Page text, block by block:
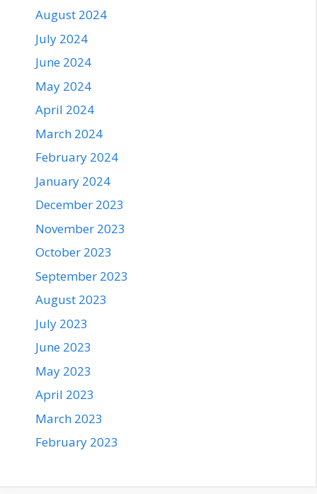
August 2024
July 2024
June 2024
May 2024
April 2024
March 2024
February 2024
January 2024
December 2023
November 2023
October 2023
September 2023
August 2023
July 2023
June 2023
May 2023
April 2023
March 2023
February 2023